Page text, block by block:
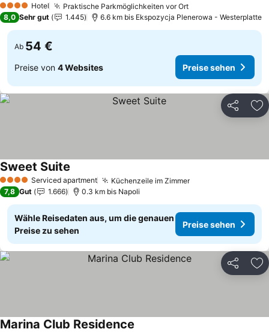
4 Sterne Hotel Praktische Parkmöglichkeiten vor Ort
8,0 Sehr gut 1.445 6.6 km bis Ekspozycja Plenerowa - Westerplatte
Ab 54 €
Preise von 4 Websites Preise sehen
Teilen
4 Sterne Serviced apartment Küchenzeile im Zimmer
Sweet Suite
7,8 Gut 1.666 0.3 km bis Napoli
Wähle Reisedaten aus, um die genauen
Preise zu sehen
Preise sehen
Teilen
Marina Club Residence